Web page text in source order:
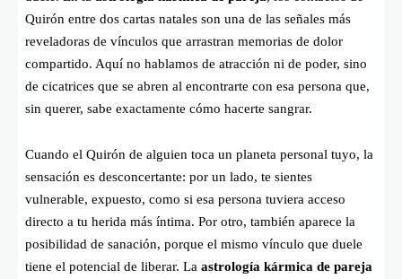
Quirón entre dos cartas natales son una de las señales más
reveladoras de vínculos que arrastran memorias de dolor
compartido. Aquí no hablamos de atracción ni de poder, sino
de cicatrices que se abren al encontrarte con esa persona que,
sin querer, sabe exactamente cómo hacerte sangrar.
Cuando el Quirón de alguien toca un planeta personal tuyo, la
sensación es desconcertante: por un lado, te sientes
vulnerable, expuesto, como si esa persona tuviera acceso
directo a tu herida más íntima. Por otro, también aparece la
posibilidad de sanación, porque el mismo vínculo que duele
tiene el potencial de liberar. La astrología kármica de pareja